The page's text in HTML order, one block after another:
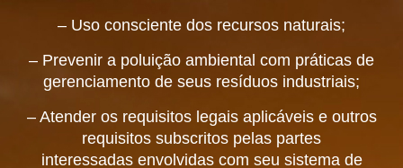
– Uso consciente dos recursos naturais;
– Prevenir a poluição ambiental com práticas de
gerenciamento de seus resíduos industriais;
– Atender os requisitos legais aplicáveis e outros
requisitos subscritos pelas partes
interessadas envolvidas com seu sistema de